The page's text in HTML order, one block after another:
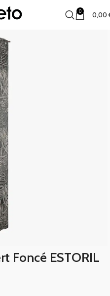
0 0,00
Foncé ESTORIL